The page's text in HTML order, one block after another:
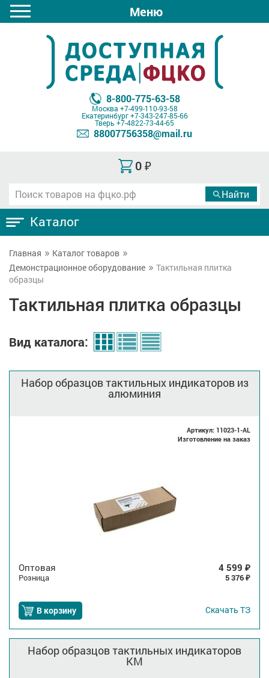
Меню
8-800-775-63-58
Москва +7-499-110-93-58
Екатеринбург+7-343-247-85-66
Тверь +7-4822-73-44-65
88007756358@mail.ru
0 ₽
Каталог
Главная
Каталог товаров
Демонстрационное оборудование
Тактильная плитка
образцы
Тактильная плитка образцы
Вид каталога:
Набор образцов тактильных индикаторов из
алюминия
Артикул: 11023-1-AL
Изготовление на заказ
Оптовая 4 599 ₽
Розница 5 376 ₽
В корзину Скачать ТЗ
Набор образцов тактильных индикаторов
КМ